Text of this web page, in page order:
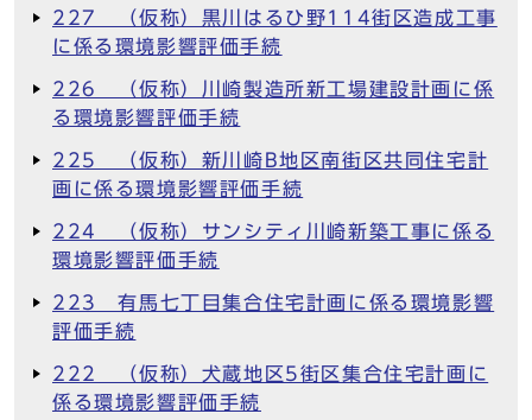
227 （仮称）黒川はるひ野114街区造成工事
に係る環境影響評価手続
226 （仮称）川崎製造所新工場建設計画に係
る環境影響評価手続
225 （仮称）新川崎B地区南街区共同住宅計
画に係る環境影響評価手続
224 （仮称）サンシティ川崎新築工事に係る
環境影響評価手続
223 有馬七丁目集合住宅計画に係る環境影響
評価手続
222 （仮称）犬蔵地区5街区集合住宅計画に
係る環境影響評価手続